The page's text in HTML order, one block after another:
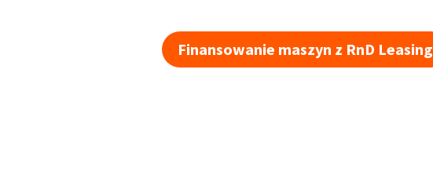
Finansowanie maszyn z RnD Leasing